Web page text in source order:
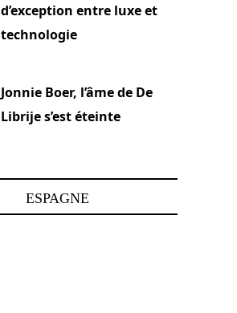
d’exception entre luxe et
technologie
Jonnie Boer, l’âme de De
Librije s’est éteinte
ESPAGNE